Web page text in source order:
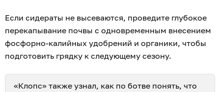
Если сидераты не высеваются, проведите глубокое
перекапывание почвы с одновременным внесением
фосфорно-калийных удобрений и органики, чтобы
подготовить грядку к следующему сезону.
«Клопс» также узнал, как по ботве понять, что